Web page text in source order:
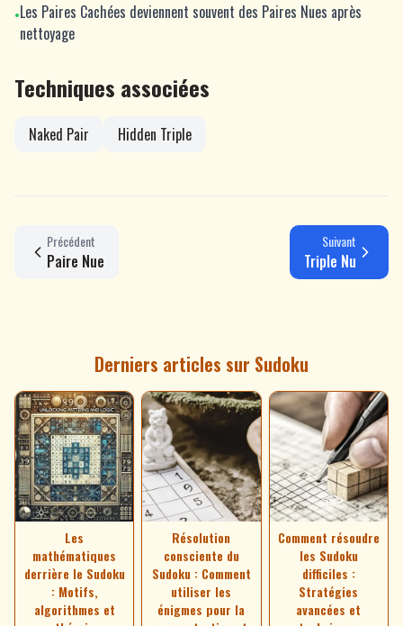
•Les Paires Cachées deviennent souvent des Paires Nues après
nettoyage
Techniques associées
Naked Pair Hidden Triple
Précédent
Paire Nue
Suivant
Triple Nu
Derniers articles sur Sudoku
Les
mathématiques
derrière le Sudoku
: Motifs,
algorithmes et
Résolution
consciente du
Sudoku : Comment
utiliser les
énigmes pour la
Comment résoudre
les Sudoku
difficiles :
Stratégies
avancées et